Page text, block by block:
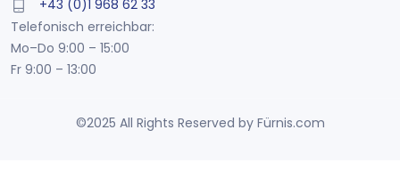
+43 (0)1 968 62 33
Telefonisch erreichbar:
Mo–Do 9:00 – 15:00
Fr 9:00 – 13:00
©2025 All Rights Reserved by Fürnis.com